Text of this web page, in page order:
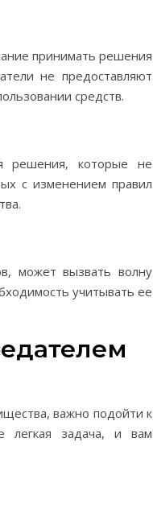
принимать решения
не предоставляют
средств.
решения, которые не
с изменением правил
может вызвать волну
учитывать ее
важно подойти к
легкая задача, и вам